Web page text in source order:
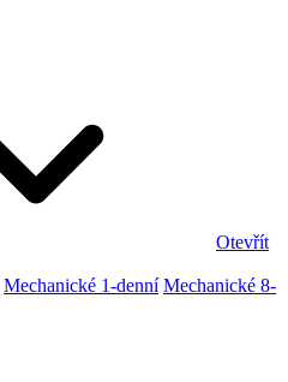
Otevřít
Mechanické 1-denní Mechanické 8-